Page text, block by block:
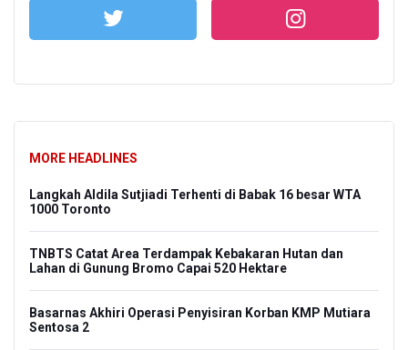
MORE HEADLINES
Langkah Aldila Sutjiadi Terhenti di Babak 16 besar WTA
1000 Toronto
TNBTS Catat Area Terdampak Kebakaran Hutan dan
Lahan di Gunung Bromo Capai 520 Hektare
Basarnas Akhiri Operasi Penyisiran Korban KMP Mutiara
Sentosa 2